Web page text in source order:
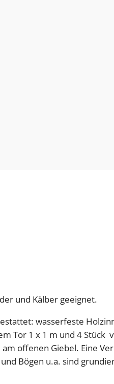
und Kälber geeignet.
wasserfeste
Tor 1 x 1 m und 4 Stück
offenen Giebel. Eine
Bögen u.a. sind